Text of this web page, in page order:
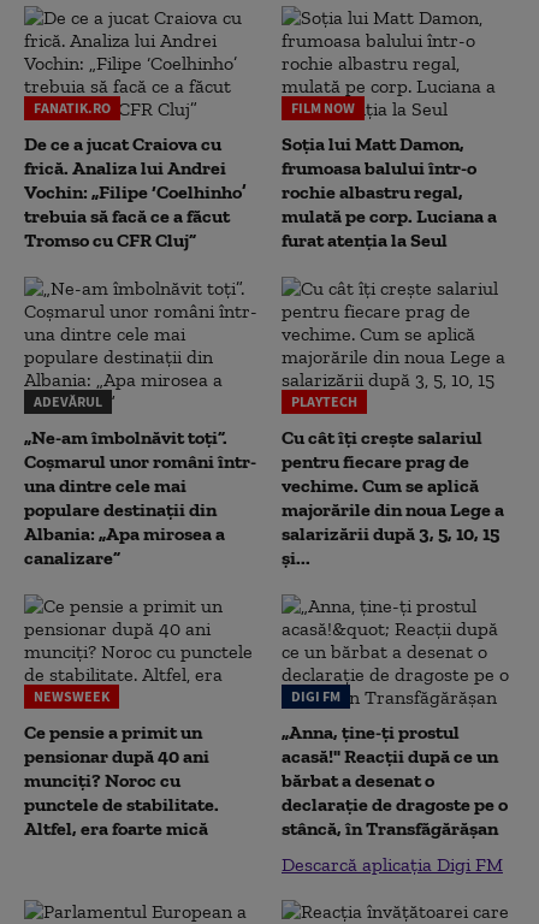
FANATIK.RO
De ce a jucat Craiova cu
frică. Analiza lui Andrei
Vochin: „Filipe ‘Coelhinho’
trebuia să facă ce a făcut
Tromso cu CFR Cluj”
FILM NOW
Soția lui Matt Damon,
frumoasa balului într-o
rochie albastru regal,
mulată pe corp. Luciana a
furat atenția la Seul
ADEVĂRUL
„Ne-am îmbolnăvit toți”.
Coșmarul unor români într-
una dintre cele mai
populare destinații din
Albania: „Apa mirosea a
canalizare”
PLAYTECH
Cu cât îți crește salariul
pentru fiecare prag de
vechime. Cum se aplică
majorările din noua Lege a
salarizării după 3, 5, 10, 15
și...
NEWSWEEK
Ce pensie a primit un
pensionar după 40 ani
munciți? Noroc cu
punctele de stabilitate.
Altfel, era foarte mică
DIGI FM
„Anna, ţine-ţi prostul
acasă!" Reacţii după ce un
bărbat a desenat o
declaraţie de dragoste pe o
stâncă, în Transfăgărăşan
Descarcă aplicația Digi FM